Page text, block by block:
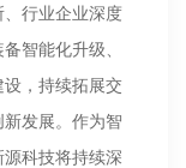
行业企业深度
智能化升级、
，持续拓展交
发展。作为智
科技将持续深